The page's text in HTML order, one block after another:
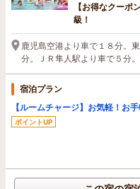
【お得なクーポ
級！
鹿児島空港より車で１８分。
分。ＪＲ隼人駅より車で５分。
宿泊プラン
【ルームチャージ】お気軽！お
ポイントUP